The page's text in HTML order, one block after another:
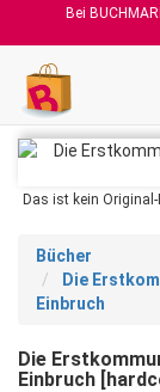
Bei
Das ist kein
Bücher
Die
Einbruch
Die
Einbruch